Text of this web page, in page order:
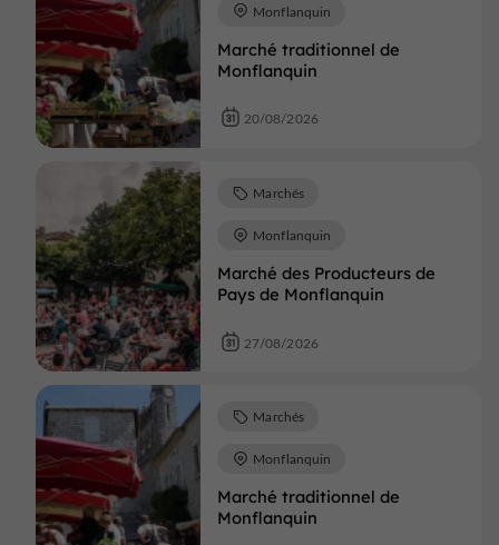
Marché traditionnel de
Monflanquin
Monflanquin
20/08/2026
Marché des Producteurs de
Pays de Monflanquin
Marchés
Monflanquin
27/08/2026
Marché traditionnel de
Monflanquin
Marchés
Monflanquin